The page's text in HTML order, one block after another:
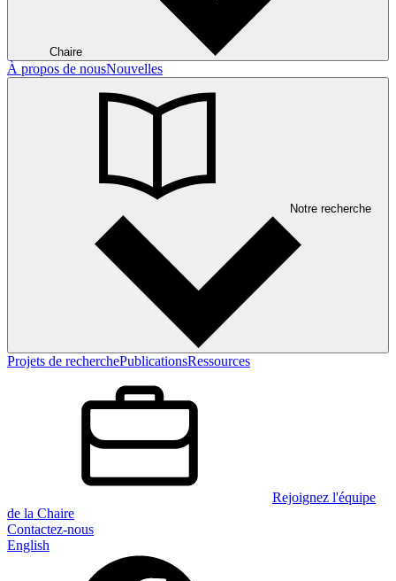
Chaire
À propos de nousNouvelles
Notre recherche
Projets de recherchePublicationsRessources
Rejoignez l'équipe
de la Chaire
Contactez-nous
English